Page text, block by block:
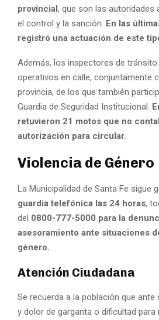
provincial, que son las autoridades
el control y la sanción. En las
registró una actuación de este
Además, los inspectores de tránsito
operativos en calle, conjuntamente
provincia, de los que también
Guardia de Seguridad Institucional.
retuvieron 21 motos que no
autorización para circular.
Violencia de Género
La Municipalidad de Santa Fe sigue
guardia telefónica las 24 horas,
del 0800-777-5000 para la
asesoramiento ante situaciones
género.
Atención Ciudadana
Se recuerda a la población que
y dolor de garganta o dificultad para